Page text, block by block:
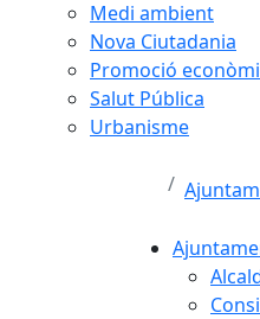
Medi ambient
Nova Ciutadania
Promoció
Salut Pública
Urbanisme